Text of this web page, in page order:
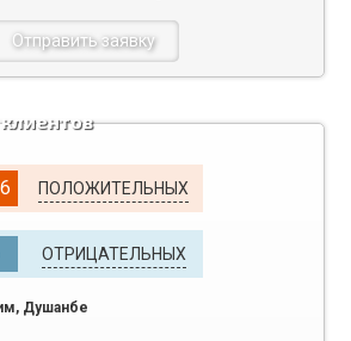
ПОЛОЖИТЕЛЬНЫХ
ОТРИЦАТЕЛЬНЫХ
Душанбе